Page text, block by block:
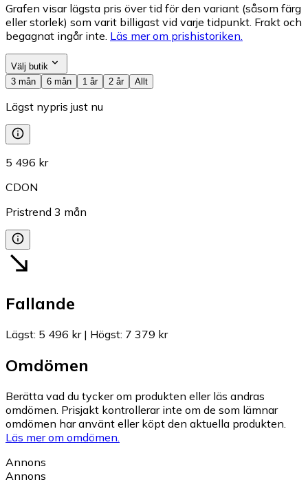
Grafen visar lägsta pris över tid för den variant (såsom färg
eller storlek) som varit billigast vid varje tidpunkt. Frakt och
begagnat ingår inte. Läs mer om prishistoriken.
Välj butik
3 mån
6 mån 1 år 2 år Allt
Lägst nypris just nu
5 496 kr
CDON
Pristrend 3 mån
Fallande
Lägst: 5 496 kr| Högst: 7 379 kr
Omdömen
Berätta vad du tycker om produkten eller läs andras
omdömen. Prisjakt kontrollerar inte om de som lämnar
omdömen har använt eller köpt den aktuella produkten.
Läs mer om omdömen.
Annons
Annons